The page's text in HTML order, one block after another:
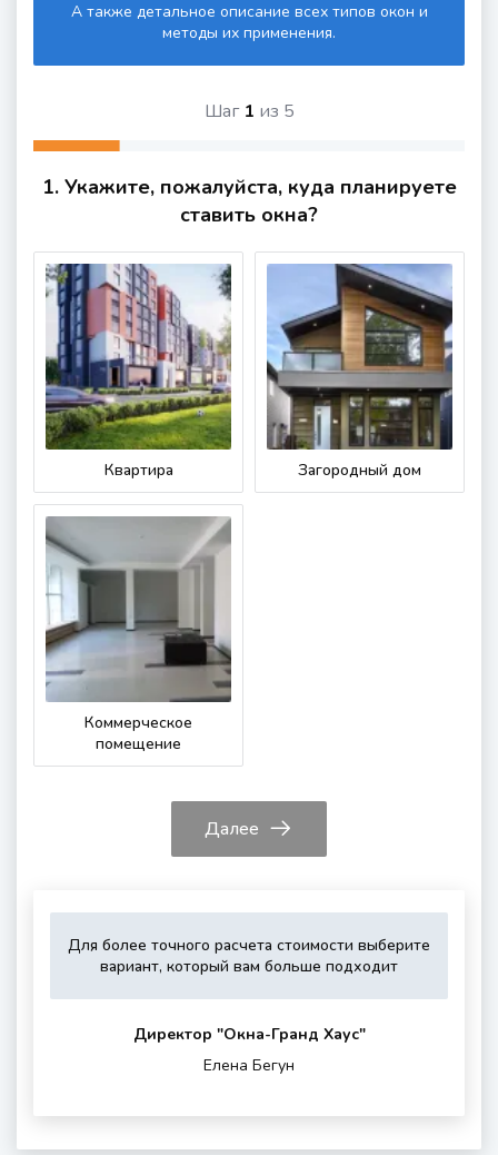
А также детальное описание всех типов окон и
методы их применения.
Шаг 1 из 5
1. Укажите, пожалуйста, куда планируете
ставить окна?
Квартира Загородный дом
Коммерческое
помещение
Далее
Для более точного расчета стоимости выберите
вариант, который вам больше подходитУкажите,
Выберите,
Это
шумности
Укажите
Директор "Oкна-Гранд Хаус"
Елена Бегун